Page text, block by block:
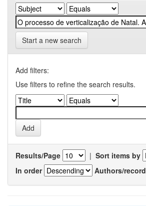
Start a new search
Add filters:
Use filters to refine the search results.
Results/Page | Sort items by
In order
Authors/record